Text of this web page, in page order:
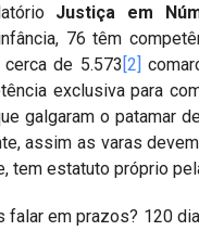
Justiça em
76 têm
de 5.573 [2]
exclusiva para
galgaram o patamar
assim as varas
tem estatuto próprio
falar em prazos? 120